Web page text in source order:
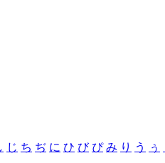
じ ち ぢ に ひ び ぴ み り う ぅ